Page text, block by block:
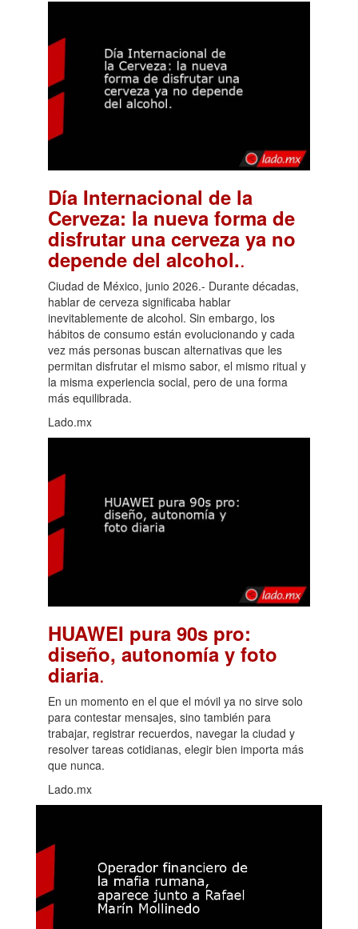
Día Internacional de la
Cerveza: la nueva forma de
disfrutar una cerveza ya no
depende del alcohol..
Ciudad de México, junio 2026.- Durante décadas,
hablar de cerveza significaba hablar
inevitablemente de alcohol. Sin embargo, los
hábitos de consumo están evolucionando y cada
vez más personas buscan alternativas que les
permitan disfrutar el mismo sabor, el mismo ritual y
la misma experiencia social, pero de una forma
más equilibrada.
Lado.mx
HUAWEI pura 90s pro:
diseño, autonomía y foto
diaria.
En un momento en el que el móvil ya no sirve solo
para contestar mensajes, sino también para
trabajar, registrar recuerdos, navegar la ciudad y
resolver tareas cotidianas, elegir bien importa más
que nunca.
Lado.mx